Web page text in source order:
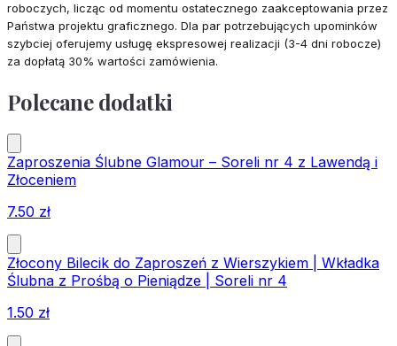
roboczych, licząc od momentu ostatecznego zaakceptowania przez
Państwa projektu graficznego. Dla par potrzebujących upominków
szybciej oferujemy usługę ekspresowej realizacji (3-4 dni robocze)
za dopłatą 30% wartości zamówienia.
Polecane dodatki
Zaproszenia Ślubne Glamour – Soreli nr 4 z Lawendą i
Złoceniem
7.50 zł
Złocony Bilecik do Zaproszeń z Wierszykiem | Wkładka
Ślubna z Prośbą o Pieniądze | Soreli nr 4
1.50 zł